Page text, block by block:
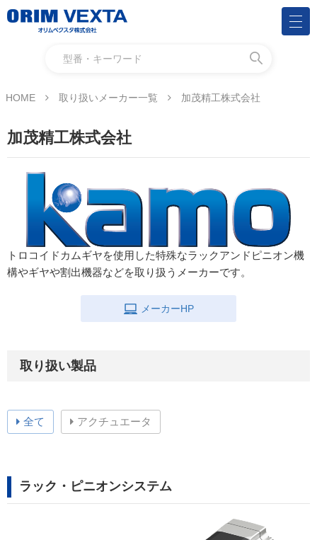
HOME 取り扱いメーカー一覧 加茂精工株式会社
加茂精工株式会社
トロコイドカムギヤを使用した特殊なラックアンドピニオン機
構やギヤや割出機器などを取り扱うメーカーです。
メーカーHP
取り扱い製品
全て アクチュエータ
ラック・ピニオンシステム